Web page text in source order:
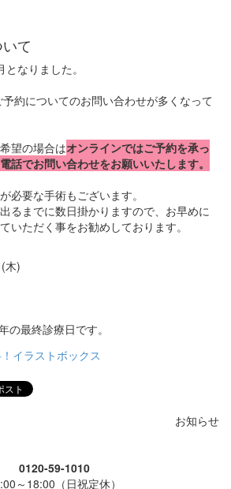
て
なりました。
約についてのお問い合わせが多くなって
望の場合はオンラインではご予約を承っ
話でお問い合わせをお願いいたします。
必要な手術もございます。
るまでに数日掛かりますので、お早めに
いただく事をお勧めしております。
木)
最終診療日です。
お知らせ
0120-59-1010
～18:00（日祝定休）